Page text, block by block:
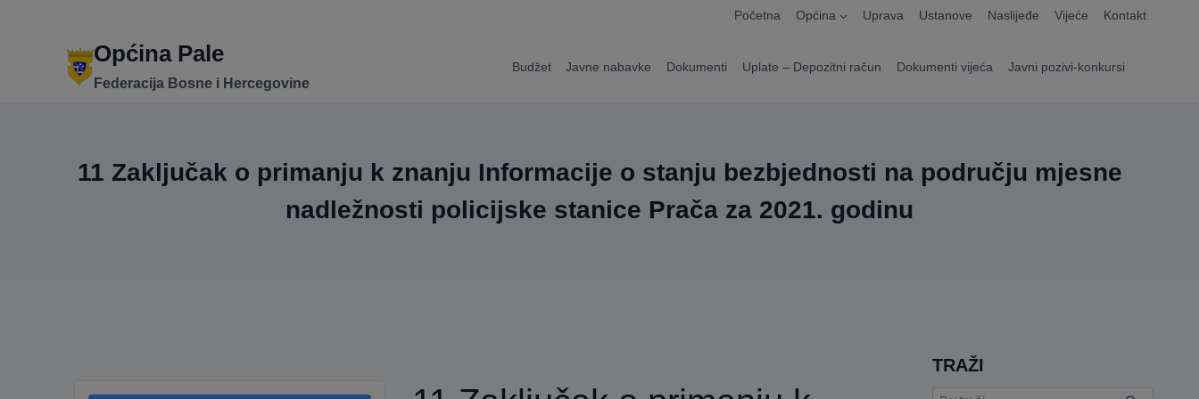
Početna Općina Uprava Ustanove Naslijeđe Vijeće Kontakt
Općina Pale
Federacija Bosne i Hercegovine
Budžet Javne nabavke Dokumenti Uplate – Depozitni račun Dokumenti vijeća Javni pozivi-konkursi
11 Zaključak o primanju k znanju Informacije o stanju bezbjednosti na području mjesne
nadležnosti policijske stanice Prača za 2021. godinu
TRAŽI
Pretraga: